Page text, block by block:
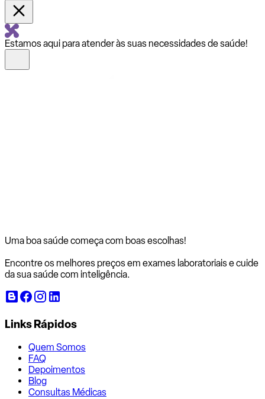
Estamos aqui para atender às suas necessidades de saúde!
Uma boa saúde começa com boas escolhas!
Encontre os melhores preços em exames laboratoriais e cuide
da sua saúde com inteligência.
Links Rápidos
Quem Somos
FAQ
Depoimentos
Blog
Consultas Médicas